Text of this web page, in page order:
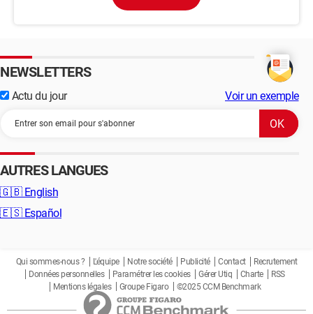
NEWSLETTERS
Actu du jour Voir un exemple
AUTRES LANGUES
🇬🇧 English
🇪🇸 Español
Qui sommes-nous ? L'équipe Notre société Publicité Contact
Recrutement
Données personnelles
Paramétrer les cookies Gérer Utiq Charte
RSS
Mentions légales
Groupe Figaro ©2025 CCM Benchmark